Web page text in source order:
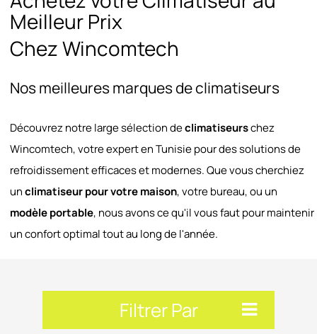
Meilleur Prix
Chez Wincomtech
Nos meilleures marques de climatiseurs
Découvrez notre large sélection declimatiseurschez
Wincomtech, votre expert en Tunisie pour des solutions de
refroidissement efficaces et modernes. Que vous cherchiez
unclimatiseur pour votre maison, votre bureau, ou un
modèle portable, nous avons ce qu'il vous faut pour maintenir
un confort optimal tout au long de l'année.
Filtrer Par